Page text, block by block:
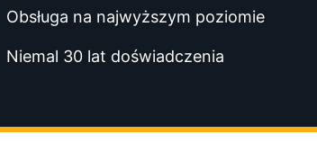
Obsługa na najwyższym poziomie
Niemal 30 lat doświadczenia